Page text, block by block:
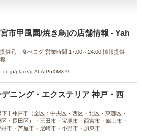
市甲風園/焼き鳥]の店舗情報 - Yah
供元：食べログ 営業時間 17:00～24:00 情報提供
...
place/g-A6AfPuXlMXY/
ニング・エクステリア 神戸・西
] 神戸市（全区：中央区・西区・北区・東灘区・
・長田区）・三田市・宝塚市・西宮市・篠山市・
市・芦屋市・尼崎市・小野市・加東市 ...